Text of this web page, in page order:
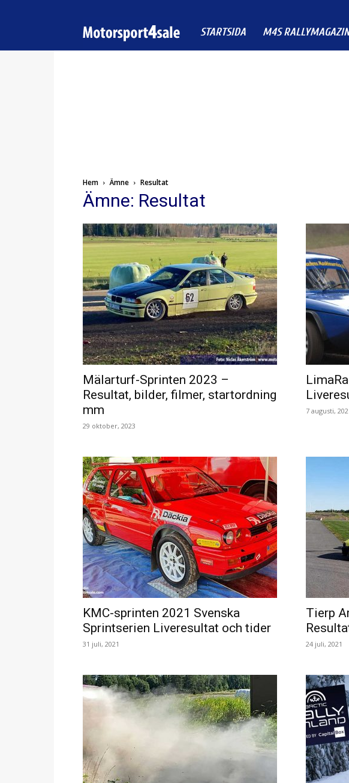
Motorsport4sale
STARTSIDA M4S
Hem Ämne Resultat
Ämne: Resultat
Mälarturf-Sprinten 2023 –
Resultat, bilder, filmer, startordning
mm
29 oktober, 2023
7 augusti,
KMC-sprinten 2021 Svenska
Sprintserien Liveresultat och tider
31 juli, 2021
Tierp
24 juli, 2021